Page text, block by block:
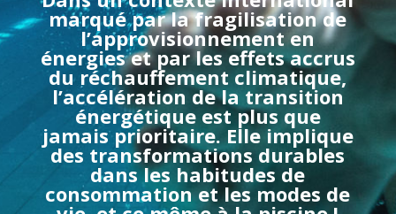
marqué par la fragilisation de
l’approvisionnement en
énergies et par les effets accrus
du réchauffement climatique,
l’accélération de la transition
énergétique est plus que
jamais prioritaire. Elle implique
des transformations durables
dans les habitudes de
consommation et les modes de